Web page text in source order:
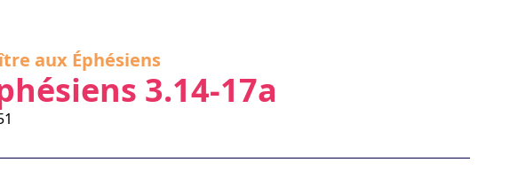
aux Éphésiens
3.14-17a